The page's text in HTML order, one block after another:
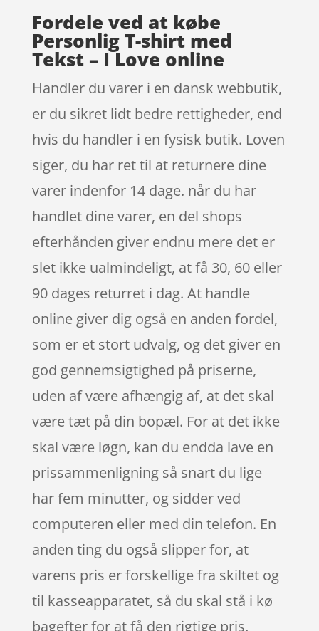
Fordele ved at købe
Personlig T-shirt med
Tekst – I Love online
Handler du varer i en dansk webbutik,
er du sikret lidt bedre rettigheder, end
hvis du handler i en fysisk butik. Loven
siger, du har ret til at returnere dine
varer indenfor 14 dage. når du har
handlet dine varer, en del shops
efterhånden giver endnu mere det er
slet ikke ualmindeligt, at få 30, 60 eller
90 dages returret i dag. At handle
online giver dig også en anden fordel,
som er et stort udvalg, og det giver en
god gennemsigtighed på priserne,
uden af være afhængig af, at det skal
være tæt på din bopæl. For at det ikke
skal være løgn, kan du endda lave en
prissammenligning så snart du lige
har fem minutter, og sidder ved
computeren eller med din telefon. En
anden ting du også slipper for, at
varens pris er forskellige fra skiltet og
til kasseapparatet, så du skal stå i kø
bagefter for at få den rigtige pris.